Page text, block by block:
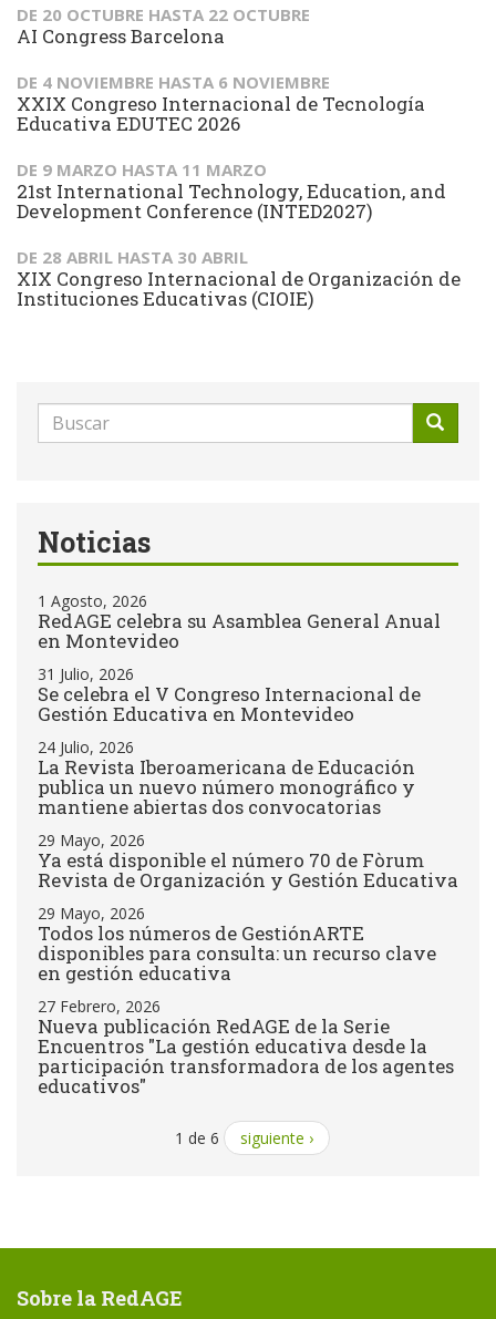
DE 20 OCTUBRE HASTA 22 OCTUBRE
AI Congress Barcelona
DE 4 NOVIEMBRE HASTA 6 NOVIEMBRE
XXIX Congreso Internacional de Tecnología
Educativa EDUTEC 2026
DE 9 MARZO HASTA 11 MARZO
21st International Technology, Education, and
Development Conference (INTED2027)
DE 28 ABRIL HASTA 30 ABRIL
XIX Congreso Internacional de Organización de
Instituciones Educativas (CIOIE)
Formulario
de
Noticias
1 Agosto, 2026
RedAGE celebra su Asamblea General Anual
en Montevideo
31 Julio, 2026
Se celebra el V Congreso Internacional de
Gestión Educativa en Montevideo
24 Julio, 2026
La Revista Iberoamericana de Educación
publica un nuevo número monográfico y
mantiene abiertas dos convocatorias
29 Mayo, 2026
Ya está disponible el número 70 de Fòrum
Revista de Organización y Gestión Educativa
29 Mayo, 2026
Todos los números de GestiónARTE
disponibles para consulta: un recurso clave
en gestión educativa
27 Febrero, 2026
Nueva publicación RedAGE de la Serie
Encuentros "La gestión educativa desde la
participación transformadora de los agentes
educativos"
1 de 6 siguiente ›
Sobre la RedAGE